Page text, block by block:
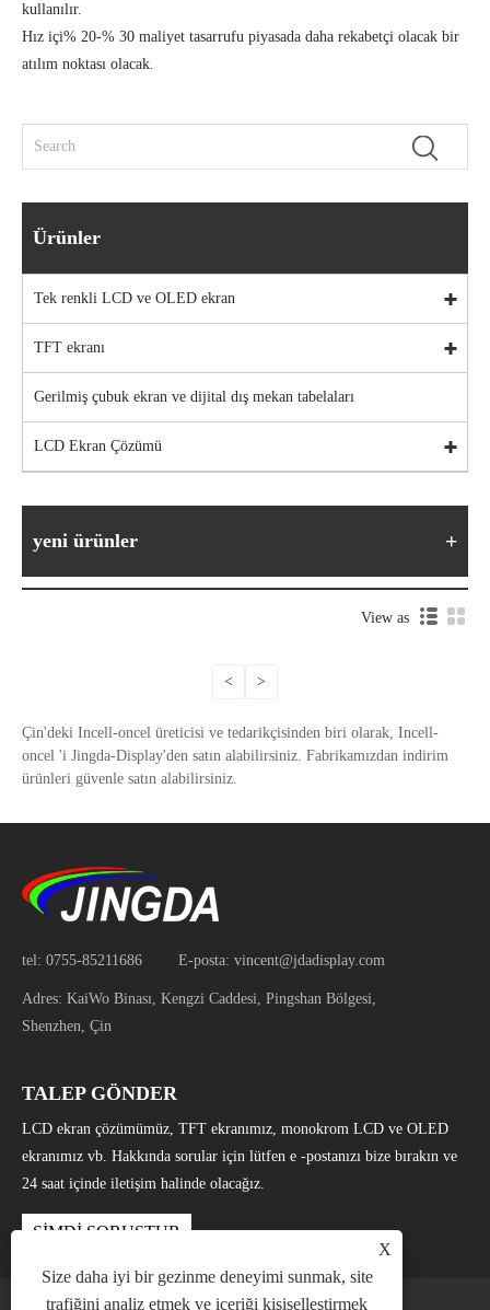
kullanılır.
Hız içi% 20-% 30 maliyet tasarrufu piyasada daha rekabetçi olacak bir
atılım noktası olacak.
Ürünler
Tek renkli LCD ve OLED ekran
TFT ekranı
Gerilmiş çubuk ekran ve dijital dış mekan tabelaları
LCD Ekran Çözümü
yeni ürünler
View as
< >
Çin'deki Incell-oncel üreticisi ve tedarikçisinden biri olarak, Incell-
oncel 'i Jingda-Display'den satın alabilirsiniz. Fabrikamızdan indirim
ürünleri güvenle satın alabilirsiniz.
tel: 0755-85211686 E-posta: vincent@jdadisplay.com
Adres: KaiWo Binası, Kengzi Caddesi, Pingshan Bölgesi,
Shenzhen, Çin
TALEP GÖNDER
LCD ekran çözümümüz, TFT ekranımız, monokrom LCD ve OLED
ekranımız vb. Hakkında sorular için lütfen e -postanızı bize bırakın ve
24 saat içinde iletişim halinde olacağız.
ŞİMDİ SORUŞTUR
X
Size daha iyi bir gezinme deneyimi sunmak, site
trafiğini analiz etmek ve içeriği kişiselleştirmek